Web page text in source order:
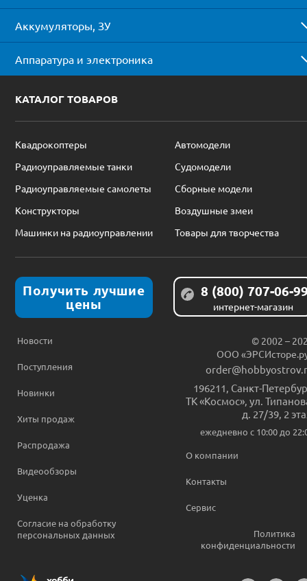
Аккумуляторы, ЗУ
Аппаратура и электроника
КАТАЛОГ ТОВАРОВ
Квадрокоптеры
Автомодели
Радиоуправляемые танки
Судомодели
Радиоуправляемые самолеты
Сборные модели
Конструкторы
Воздушные змеи
Машинки на радиоуправлении
Товары для творчества
Получить лучшие
цены
8 (800) 707-06-
интернет-магазин
Новости
Поступления
Новинки
Хиты продаж
Распродажа
Видеообзоры
Уценка
Согласие на обработку
персональных данных
© 2002 –
ООО
196211, Санкт-
ТК «Космос», ул.
д. 27/39, 2
ежедневно c 10:00 до
О компании
Контакты
Сервис
Политика
конфиденциальности